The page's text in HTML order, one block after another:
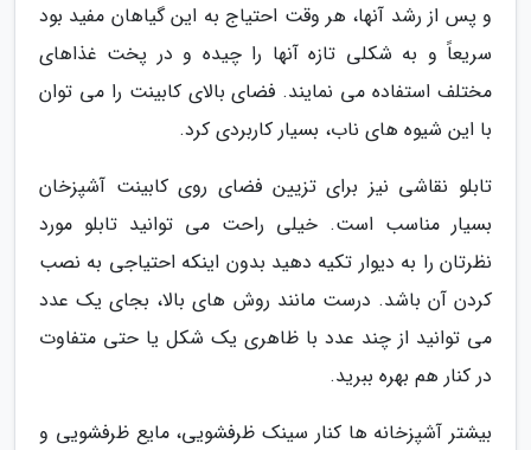
و پس از رشد آنها، هر وقت احتیاج به این گیاهان مفید بود
سریعاً و به شکلی تازه آنها را چیده و در پخت غذاهای
مختلف استفاده می نمایند. فضای بالای کابینت را می توان
با این شیوه های ناب، بسیار کاربردی کرد.
تابلو نقاشی نیز برای تزیین فضای روی کابینت آشپزخان
بسیار مناسب است. خیلی راحت می توانید تابلو مورد
نظرتان را به دیوار تکیه دهید بدون اینکه احتیاجی به نصب
کردن آن باشد. درست مانند روش های بالا، بجای یک عدد
می توانید از چند عدد با ظاهری یک شکل یا حتی متفاوت
در کنار هم بهره ببرید.
بیشتر آشپزخانه ها کنار سینک ظرفشویی، مایع ظرفشویی و